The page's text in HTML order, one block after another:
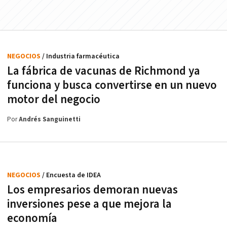
La fábrica de vacunas de Richmond ya
funciona y busca convertirse en un nuevo
motor del negocio
NEGOCIOS / Industria farmacéutica
PorAndrés Sanguinetti
Los empresarios demoran nuevas
inversiones pese a que mejora la
economía
NEGOCIOS / Encuesta de IDEA